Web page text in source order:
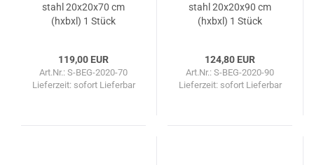
stahl 20x20x70 cm
(hxbxl) 1 Stück
119,00 EUR
Art.Nr.: S-BEG-2020-70
Lieferzeit: sofort Lieferbar
stahl 20x20x90 cm
(hxbxl) 1 Stück
124,80 EUR
Art.Nr.: S-BEG-2020-90
Lieferzeit: sofort Lieferbar